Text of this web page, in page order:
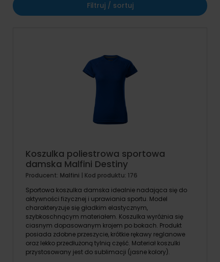
Filtruj / sortuj
Koszulka poliestrowa sportowa
damska Malfini Destiny
Producent: Malfini | Kod produktu: 176
Sportowa koszulka damska idealnie nadająca się do
aktywności fizycznej i uprawiania sportu. Model
charakteryzuje się gładkim elastycznym,
szybkoschnącym materiałem. Koszulka wyróżnia się
ciasnym dopasowanym krojem po bokach. Produkt
posiada zdobne przeszycie, krótkie rękawy reglanowe
oraz lekko przedłużoną tylnią część. Materiał koszulki
przystosowany jest do sublimacji (jasne kolory).